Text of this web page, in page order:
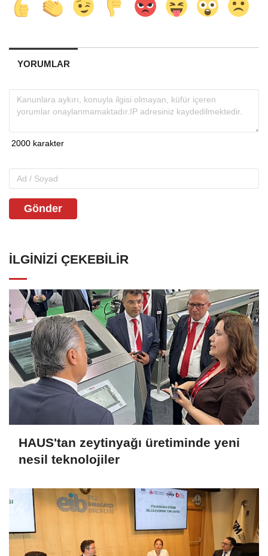
YORUMLAR
Gönder
İLGINIZI ÇEKEBILIR
HAUS'tan zeytinyağı üretiminde yeni
nesil teknolojiler